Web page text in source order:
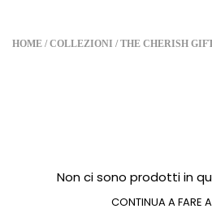
HOME COLLEZIONI THE CHERISH
Non ci sono prodotti in
CONTINUA A FARE